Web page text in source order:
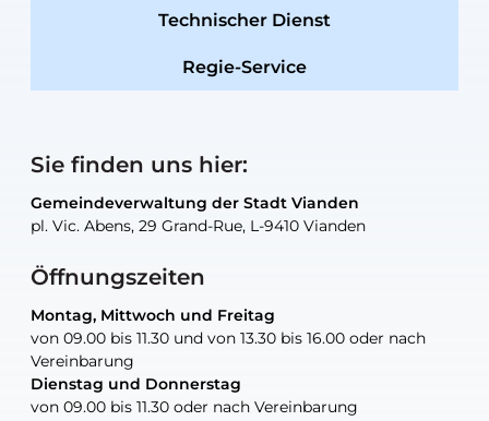
Technischer Dienst
Regie-Service
Sie finden uns hier:
Gemeindeverwaltung der Stadt Vianden
pl. Vic. Abens, 29 Grand-Rue, L-9410 Vianden
Öffnungszeiten
Montag, Mittwoch und Freitag
von 09.00 bis 11.30 und von 13.30 bis 16.00 oder nach
Vereinbarung
Dienstag und Donnerstag
von 09.00 bis 11.30 oder nach Vereinbarung
Gemeindeverwaltung der Stadt Vianden
pl. Vic. Abens, 29 Grand-Rue, L-9410 Vianden
Montag, Mittwoch und Freitag
von 09.00 bis 11.30 und von 13.30 bis 16.00 oder nach
Vereinbarung
Dienstag und Donnerstag
von 09.00 bis 11.30 oder nach Vereinbarung
Gemeindeverwaltung der Stadt Vianden
pl. Vic. Abens, 29 Grand-Rue, L-9410 Vianden
nur nach Vereinbarung
Tel.: (+352) 83 48 21-24
Gemeindeverwaltung der Stadt Vianden
pl. Vic. Abens, 29 Grand-Rue, L-9410 Vianden
nur nach Vereinbarung
E-Mail: aisha.abdullah@vianden.lu
Gemeindewerkstatt der Stadt Vianden
30, rue Neugarten, L-9422 Vianden
nur nach Vereinbarung
Tel.: (+352) 83 48 21-51